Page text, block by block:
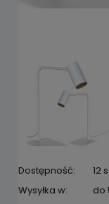
Dostępność:
12
Wysyłka w:
do